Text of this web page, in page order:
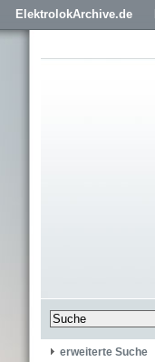
ElektrolokArchive.de
erweiterte Suche